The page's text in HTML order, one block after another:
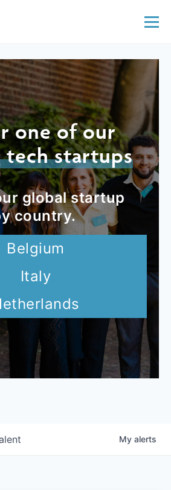
one of our
tech startups
global startup
country.
Belgium
Italy
My alerts